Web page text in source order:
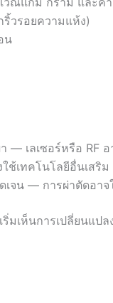
วรอยความแห้ง)
น
— เลเซอร์หรือ RF อ
เทคโนโลยีอื่นเสริม
จน — การผ่าตัดอาจ
เห็นการเปลี่ยนแป